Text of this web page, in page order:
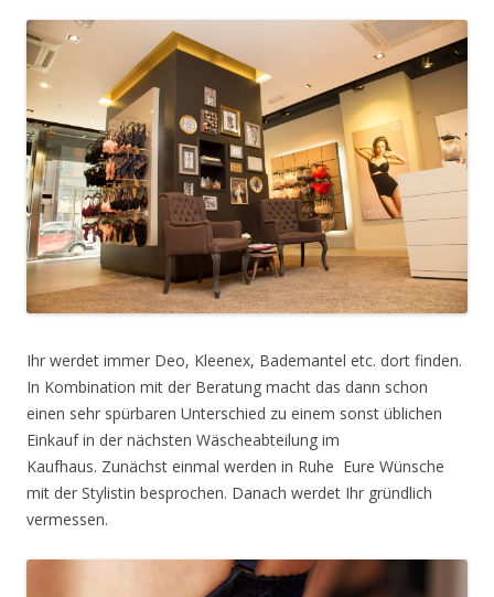
Ihr werdet immer Deo, Kleenex, Bademantel etc. dort finden.
In Kombination mit der Beratung macht das dann schon
einen sehr spürbaren Unterschied zu einem sonst üblichen
Einkauf in der nächsten Wäscheabteilung im
Kaufhaus. Zunächst einmal werden in Ruhe Eure Wünsche
mit der Stylistin besprochen. Danach werdet Ihr gründlich
vermessen.